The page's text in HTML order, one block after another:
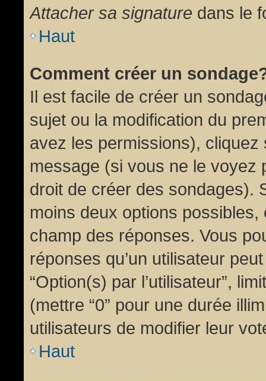
Attacher sa signature dans le
Haut
Comment créer un
Il est facile de créer un
sujet ou la modification du
avez les permissions), cliquez
message (si vous ne le voyez
droit de créer des sondages).
moins deux options
champ des réponses. Vous
réponses qu’un utilisateur
“Option(s) par l’utilisateur”,
(mettre “0” pour une durée
utilisateurs de modifier leur
Haut